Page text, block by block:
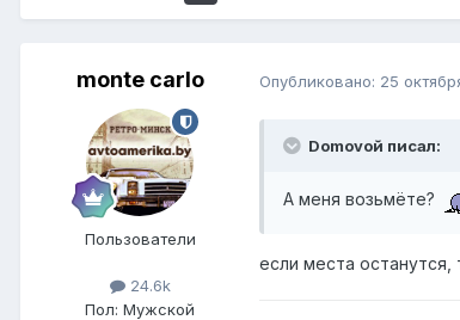
monte carlo
Пользователи
24.6k
Пол: Мужской
Опубликовано: 25
Domovoй писал:
А меня возьмёте?
если места останутся,